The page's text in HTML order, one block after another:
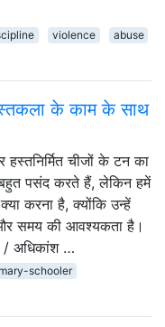
violence abuse
के काम के साथ
हस्तनिर्मित चीजों के टन का
पसंद करते हैं, लेकिन हमें
करना है, क्योंकि उन्हें
समय की आवश्यकता है।
/ अधिकांश …
schooler